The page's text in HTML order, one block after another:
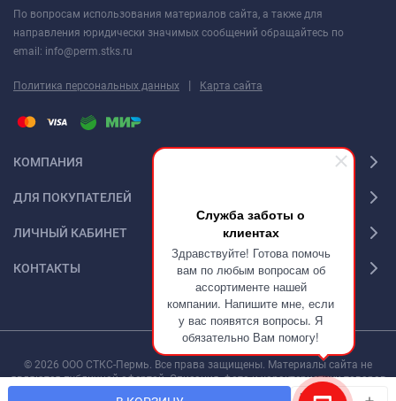
Служба заботы о
клиентах
Здравствуйте! Готова помочь
вам по любым вопросам об
ассортименте нашей
компании. Напишите мне, если
у вас появятся вопросы. Я
обязательно Вам помогу!
мин.
По вопросам использования материалов сайта, а также для
направления юридически значимых сообщений обращайтесь по
email: info@perm.stks.ru
Политика персональных данных | Карта сайта
КОМПАНИЯ
ДЛЯ ПОКУПАТЕЛЕЙ
ЛИЧНЫЙ КАБИНЕТ
КОНТАКТЫ
© 2026 ООО СТКС-Пермь. Все права защищены. Материалы сайта не
являются публичной офертой. Описания, фото и характеристики товаров
могут быть изменены производителем без предварительного уведомления.